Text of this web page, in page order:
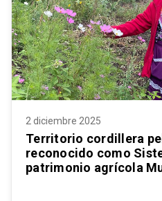
2 diciembre 2025
Territorio cordillera
reconocido como
patrimonio agrícola